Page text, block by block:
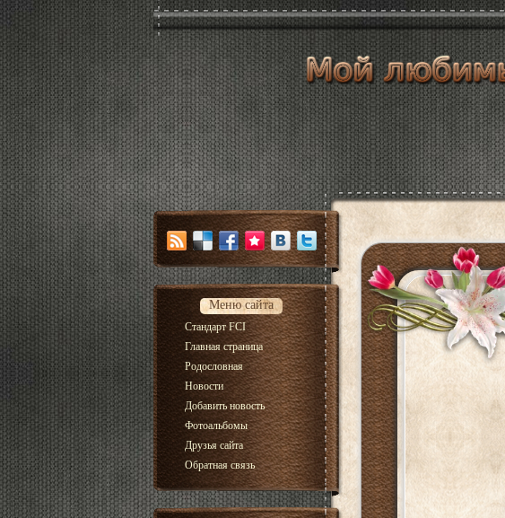
Меню сайта
Стандарт FCI
Главная страница
Родословная
Новости
Добавить новость
Фотоальбомы
Друзья сайта
Обратная связь